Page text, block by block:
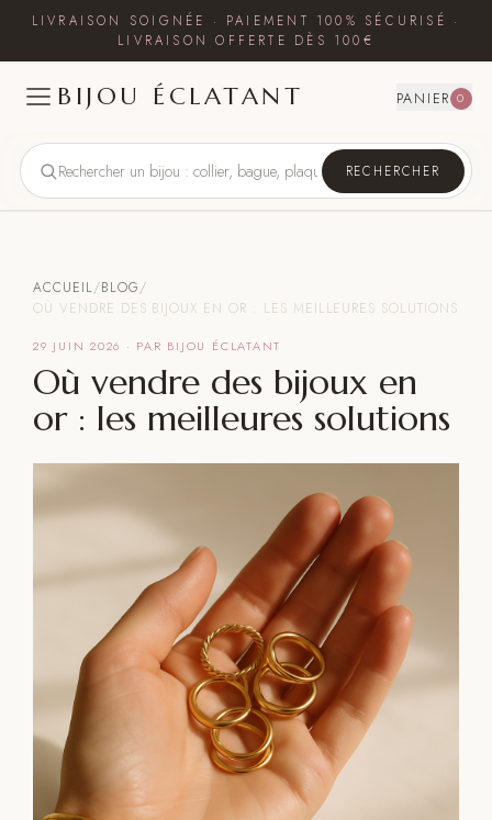
LIVRAISON SOIGNÉE · PAIEMENT 100% SÉCURISÉ ·
LIVRAISON OFFERTE DÈS 100€
BIJOU ÉCLATANT PANIER 0
RECHERCHER
ACCUEIL/BLOG/
OÙ VENDRE DES BIJOUX EN OR : LES MEILLEURES SOLUTIONS
29 JUIN 2026 · PAR BIJOU ÉCLATANT
Où vendre des bijoux en
or : les meilleures solutions